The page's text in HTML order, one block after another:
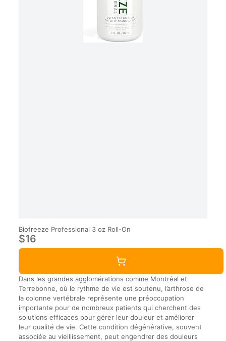
Biofreeze Professional 3 oz Roll-On
$16
Dans les grandes agglomérations comme Montréal et
Terrebonne, où le rythme de vie est soutenu, l’arthrose de
la colonne vertébrale représente une préoccupation
importante pour de nombreux patients qui cherchent des
solutions efficaces pour gérer leur douleur et améliorer
leur qualité de vie. Cette condition dégénérative, souvent
associée au vieillissement, peut engendrer des douleurs